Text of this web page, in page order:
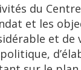
du
et les
et de